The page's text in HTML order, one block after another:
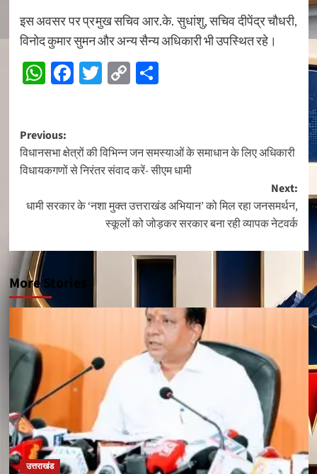
इस अवसर पर प्रमुख सचिव आर.के. सुधांशु, सचिव दीपेंद्र चौधरी,
विनोद कुमार सुमन और अन्य सैन्य अधिकारी भी उपस्थित रहे।
WhatsApp
Facebook
Twitter
CopyShare
Post
navigation
Previous:
विधानसभा क्षेत्रों की विभिन्न जन समस्याओं के समाधान के लिए अधिकारी
विधायकगणों से निरंतर संवाद करें- सीएम धामी
Next:
धामी सरकार के ‘नशा मुक्त उत्तराखंड अभियान’ को मिल रहा जनसमर्थन,
स्कूलों को जोड़कर सरकार बना रही व्यापक नेटवर्क
More Stories
उत्तराखंड